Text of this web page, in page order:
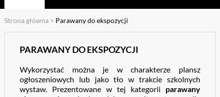
Strona główna > Parawany do ekspozycji
PARAWANY DO EKSPOZYCJI
Wykorzystać można je w charakterze plansz
ogłoszeniowych lub jako tło w trakcie szkolnych
wystaw. Prezentowane w tej kategorii parawany